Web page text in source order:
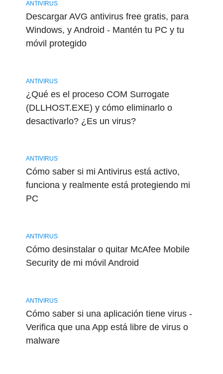
ANTIVIRUS
Descargar AVG antivirus free gratis, para
Windows, y Android - Mantén tu PC y tu
móvil protegido
ANTIVIRUS
¿Qué es el proceso COM Surrogate
(DLLHOST.EXE) y cómo eliminarlo o
desactivarlo? ¿Es un virus?
ANTIVIRUS
Cómo saber si mi Antivirus está activo,
funciona y realmente está protegiendo mi
PC
ANTIVIRUS
Cómo desinstalar o quitar McAfee Mobile
Security de mi móvil Android
ANTIVIRUS
Cómo saber si una aplicación tiene virus -
Verifica que una App está libre de virus o
malware